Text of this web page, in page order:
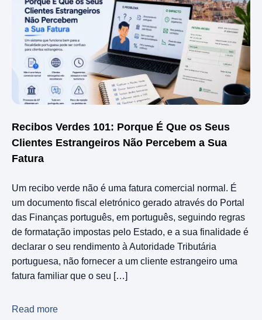
Recibos Verdes 101: Porque É Que os Seus
Clientes Estrangeiros Não Percebem a Sua
Fatura
Um recibo verde não é uma fatura comercial normal. É
um documento fiscal eletrónico gerado através do Portal
das Finanças português, em português, seguindo regras
de formatação impostas pelo Estado, e a sua finalidade é
declarar o seu rendimento à Autoridade Tributária
portuguesa, não fornecer a um cliente estrangeiro uma
fatura familiar que o seu […]
Read more